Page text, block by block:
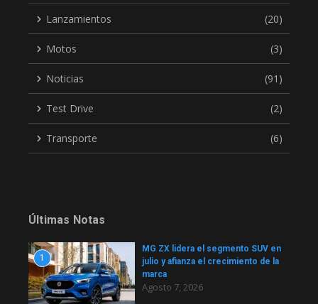
Lanzamientos (20)
Motos (3)
Noticias (91)
Test Drive (2)
Transporte (6)
Últimas Notas
1
MG ZX lidera el segmento SUV en
julio y afianza el crecimiento de la
marca
Agosto 7, 2026